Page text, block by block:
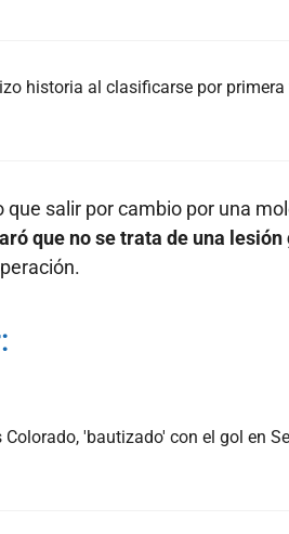
historia al clasificarse por
que salir por cambio por una
que no se trata de una lesión
Colorado, 'bautizado' con el gol en